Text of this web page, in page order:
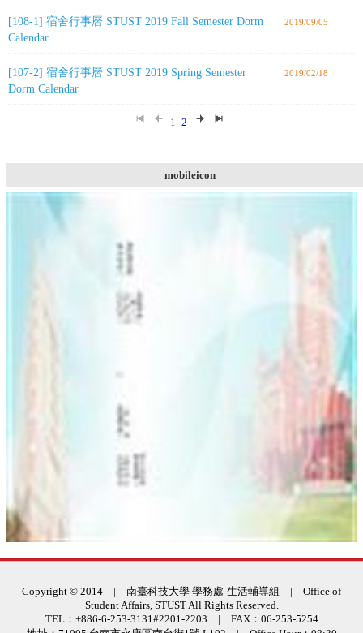
[108-1] 宿舍行事曆 STUST 2019 Fall Semester Dorm
Calendar
2019/09/05
[107-2] 宿舍行事曆 STUST 2019 Spring Semester
Dorm Calendar
2019/02/18
1 2
mobileicon
Copyright © 2014 | 南臺科技大學 學務處-生活輔導組 | Office of
Student Affairs, STUST All Rights Reserved.
TEL：+886-6-253-3131#2201-2203 | FAX：06-253-5254